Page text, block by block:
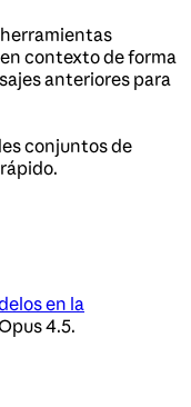
contexto de forma
anteriores para
conjuntos de
en la
4.5.